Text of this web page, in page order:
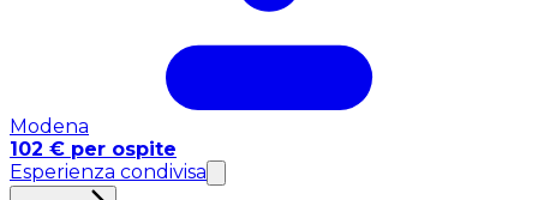
Modena
102 € per ospite
Esperienza condivisa